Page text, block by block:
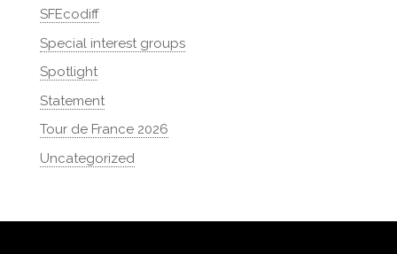
SFEcodiff
Special interest groups
Spotlight
Statement
Tour de France 2026
Uncategorized